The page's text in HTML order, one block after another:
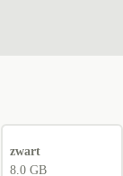
zwart
8.0 GB